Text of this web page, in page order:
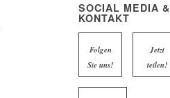
SOCIAL MEDIA &
KONTAKT
Folgen
Sie uns!
Jetzt
teilen!